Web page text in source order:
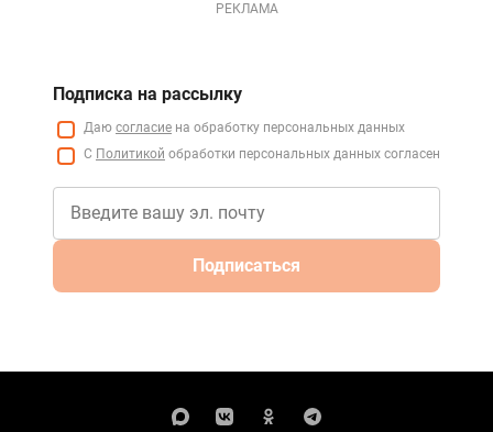
РЕКЛАМА
Подписка на рассылку
Даю согласие на обработку персональных данных
С Политикой обработки персональных данных согласен
Подписаться